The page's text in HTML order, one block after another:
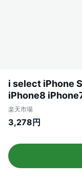
i select iPhone
iPhone8
ラスケース9H カ
クター グッズ ス
ホケース アイ
楽天市場
3,278円